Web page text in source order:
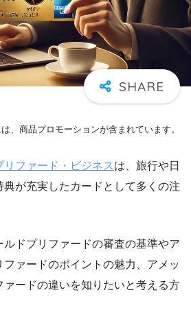
、商品プロモーションが含まれています。
ファード・ビジネス は、旅行や日
が充実したカードとして多くの注
ドプリファードの審査の基準やア
ファードのポイントの魅力、アメッ
ァードの違いを知りたいと考える方